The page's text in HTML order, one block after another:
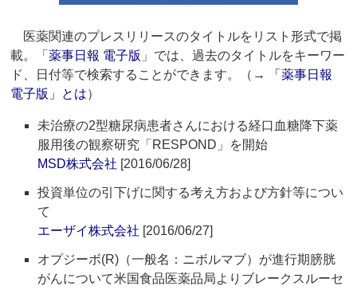
医薬関連のプレスリリースのタイトルをリスト形式で掲
載。「薬事日報 電子版 」では、過去のタイトルをキーワー
ド、日付等で検索することができます。（→
「薬事日報
電子版」とは）
未治療の2型糖尿病患者さんにおける経口血糖降下薬
服用後の観察研究「RESPOND」を開始
MSD株式会社 [2016/06/28]
投資単位の引下げに関する考え方および方針等につい
て
エーザイ株式会社 [2016/06/27]
オプジーボ(R)（一般名：ニボルマブ）が進行期膀胱
がんについて米国食品医薬品局よりブレークスルーセ